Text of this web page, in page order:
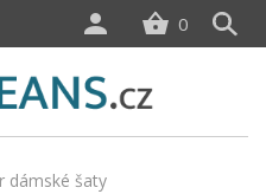
dámské šaty
0